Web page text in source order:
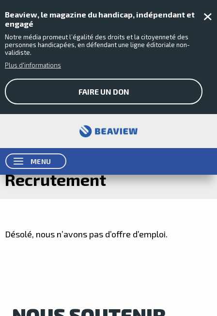
Beaview, le magazine du handicap, indépendant et
engagé
Notre média promeut l’égalité des droits et la citoyenneté des
personnes handicapées, en défendant une ligne éditoriale non-
validiste.
Plus d'informations
FAIRE UN DON
MENU
Recrutement
Désolé, nous n’avons pas d’offre d’emploi.